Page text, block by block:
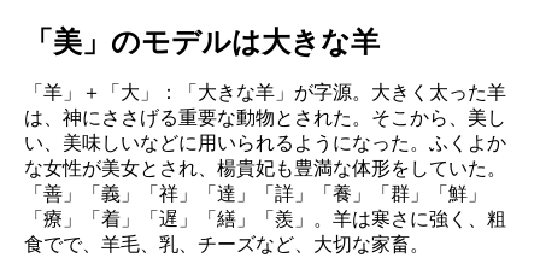
「美」のモデルは大きな羊
「羊」＋「大」：「大きな羊」が字源。大きく太った羊
は、神にささげる重要な動物とされた。そこから、美し
い、美味しいなどに用いられるようになった。ふくよか
な女性が美女とされ、楊貴妃も豊満な体形をしていた。
「善」「義」「祥」「達」「詳」「養」「群」「鮮」
「療」「着」「遅」「繕」「羨」。羊は寒さに強く、粗
食でで、羊毛、乳、チーズなど、大切な家畜。